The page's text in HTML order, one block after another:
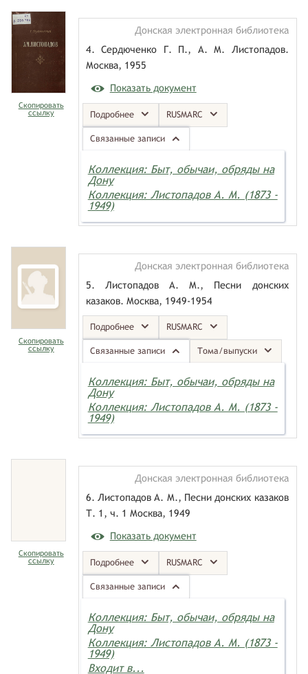
Скопировать
ссылку
Донская электронная библиотека
4. Сердюченко Г. П., А. М. Листопадов.
Москва, 1955
Показать документ
Подробнее RUSMARC
Связанные записи
Коллекция: Быт, обычаи, обряды на
Дону
Коллекция: Листопадов А. М. (1873 -
1949)
Скопировать
ссылку
Донская электронная библиотека
5. Листопадов А. М., Песни донских
казаков. Москва, 1949-1954
Подробнее RUSMARC
Связанные записи Тома/выпуски
Коллекция: Быт, обычаи, обряды на
Дону
Коллекция: Листопадов А. М. (1873 -
1949)
Скопировать
ссылку
Донская электронная библиотека
6. Листопадов А. М., Песни донских казаков
Т. 1, ч. 1 Москва, 1949
Показать документ
Подробнее RUSMARC
Связанные записи
Коллекция: Быт, обычаи, обряды на
Дону
Коллекция: Листопадов А. М. (1873 -
1949)
Входит в...